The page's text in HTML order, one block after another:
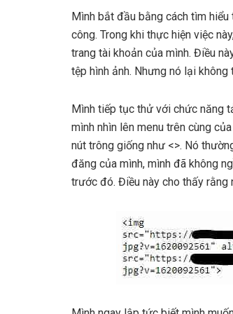
Mình bắt đầu bằng cách tìm
công. Trong khi thực hiện việc
trang tài khoản của mình. Điều
tệp hình ảnh. Nhưng nó lại không
Mình tiếp tục thử với chức năng
mình nhìn lên menu trên cùng
nút trông giống như <>. Nó
đăng của mình, mình đã không
trước đó. Điều này cho thấy rằng